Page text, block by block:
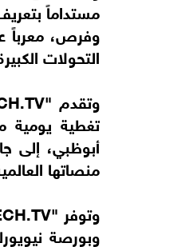
مستداماً
وفرص، معرباً
التحولات
تغطية يومية
أبوظبي، إلى
منصاتها
وبورصة